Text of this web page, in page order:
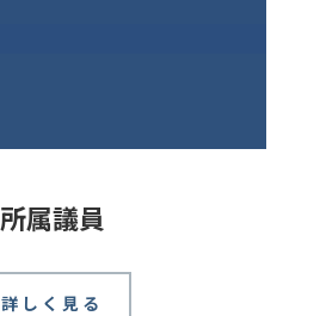
所属議員
詳しく見る